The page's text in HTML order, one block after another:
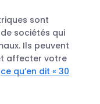
sont
sociétés qui
Ils peuvent
affecter votre
ce qu’en dit « 30